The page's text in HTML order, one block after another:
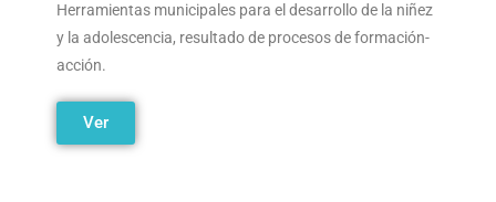
Herramientas municipales para el desarrollo de la niñez
y la adolescencia, resultado de procesos de formación-
acción.
Ver